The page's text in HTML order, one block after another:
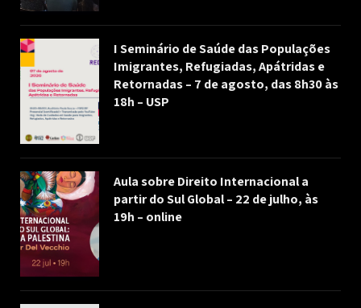
I Seminário de Saúde das Populações
Imigrantes, Refugiadas, Apátridas e
Retornadas – 7 de agosto, das 8h30 às
18h – USP
Aula sobre Direito Internacional a
partir do Sul Global – 22 de julho, às
19h – online